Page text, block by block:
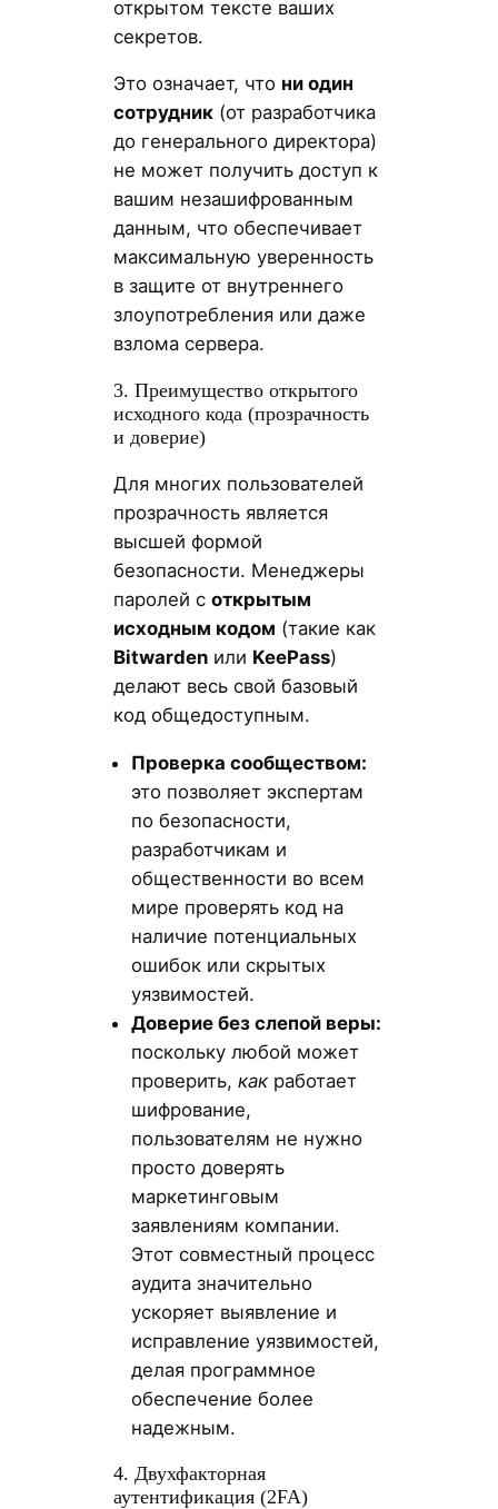
открытом тексте ваших
секретов.
Это означает, что ни один
сотрудник(от разработчика
до генерального директора)
не может получить доступ к
вашим незашифрованным
данным, что обеспечивает
максимальную уверенность
в защите от внутреннего
злоупотребления или даже
взлома сервера.
3. Преимущество открытого
исходного кода (прозрачность
и доверие)
Для многих пользователей
прозрачность является
высшей формой
безопасности. Менеджеры
паролей с открытым
исходным кодом (такие как
Bitwardenили KeePass)
делают весь свой базовый
код общедоступным.
Проверка сообществом:
это позволяет экспертам
по безопасности,
разработчикам и
общественности во всем
мире проверять код на
наличие потенциальных
ошибок или скрытых
уязвимостей.
Доверие без слепой веры:
поскольку любой может
проверить, какработает
шифрование,
пользователям не нужно
просто доверять
маркетинговым
заявлениям компании.
Этот совместный процесс
аудита значительно
ускоряет выявление и
исправление уязвимостей,
делая программное
обеспечение более
надежным.
4. Двухфакторная
аутентификация (2FA)